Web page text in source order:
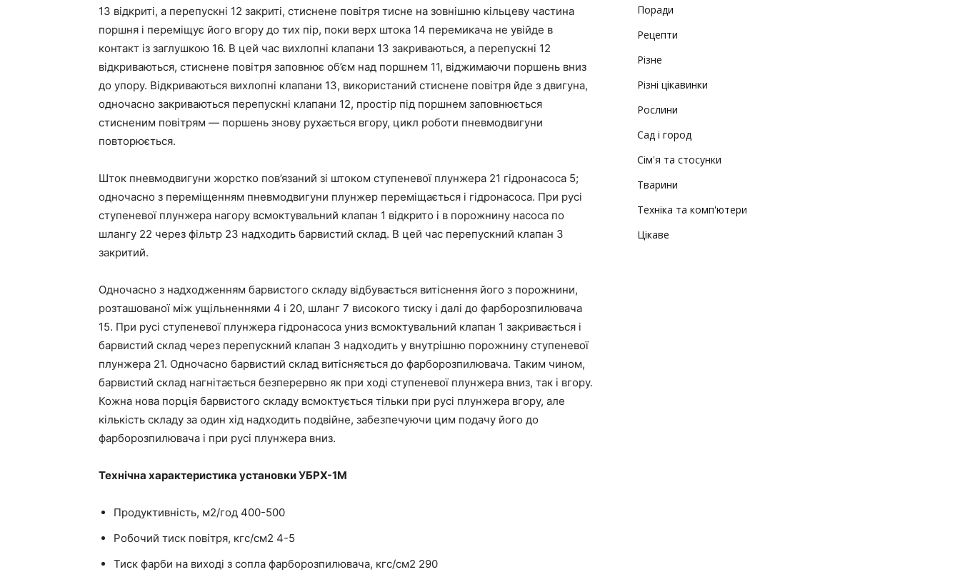
13 відкриті, а перепускні 12 закриті, стиснене повітря тисне на зовнішню кільцеву частина
поршня і переміщує його вгору до тих пір, поки верх штока 14 перемикача не увійде в
контакт із заглушкою 16. В цей час вихлопні клапани 13 закриваються, а перепускні 12
відкриваються, стиснене повітря заповнює об’єм над поршнем 11, віджимаючи поршень вниз
до упору. Відкриваються вихлопні клапани 13, використаний стиснене повітря йде з двигуна,
одночасно закриваються перепускні клапани 12, простір під поршнем заповнюється
стисненим повітрям — поршень знову рухається вгору, цикл роботи пневмодвигуни
повторюється.
Шток пневмодвигуни жорстко пов’язаний зі штоком ступеневої плунжера 21 гідронасоса 5;
одночасно з переміщенням пневмодвигуни плунжер переміщається і гідронасоса. При русі
ступеневої плунжера нагору всмоктувальний клапан 1 відкрито і в порожнину насоса по
шлангу 22 через фільтр 23 надходить барвистий склад. В цей час перепускний клапан 3
закритий.
Одночасно з надходженням барвистого складу відбувається витіснення його з порожнини,
розташованої між ущільненнями 4 і 20, шланг 7 високого тиску і далі до фарборозпилювача
15. При русі ступеневої плунжера гідронасоса униз всмоктувальний клапан 1 закривається і
барвистий склад через перепускний клапан 3 надходить у внутрішню порожнину ступеневої
плунжера 21. Одночасно барвистий склад витісняється до фарборозпилювача. Таким чином,
барвистий склад нагнітається безперервно як при ході ступеневої плунжера вниз, так і вгору.
Кожна нова порція барвистого складу всмоктується тільки при русі плунжера вгору, але
кількість складу за один хід надходить подвійне, забезпечуючи цим подачу його до
фарборозпилювача і при русі плунжера вниз.
Технічна характеристика установки УБРХ-1М
Продуктивність, м2/год 400-500
Робочий тиск повітря, кгс/см2 4-5
Тиск фарби на виході з сопла фарборозпилювача, кгс/см2 290
Поради
Рецепти
Різне
Різні цікавинки
Рослини
Сад і город
Сім'я та стосунки
Тварини
Техніка та комп'ютери
Цікаве